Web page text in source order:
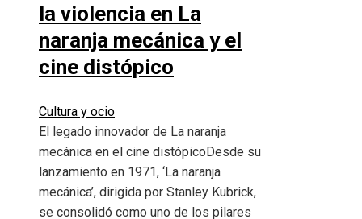
la violencia en La
naranja mecánica y el
cine distópico
Cultura y ocio
El legado innovador de La naranja
mecánica en el cine distópicoDesde su
lanzamiento en 1971, ‘La naranja
mecánica’, dirigida por Stanley Kubrick,
se consolidó como uno de los pilares